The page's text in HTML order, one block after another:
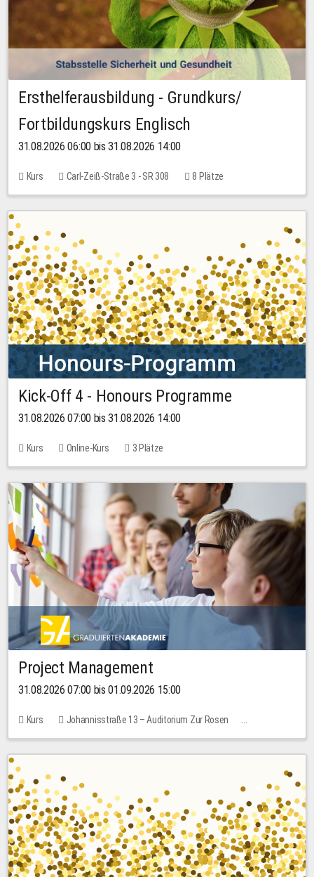
Ersthelferausbildung - Grundkurs/
Fortbildungskurs Englisch
31.08.2026 06:00 bis 31.08.2026 14:00
Kurs Carl-Zeiß-Straße 3 - SR 308 8 Plätze
Kick-Off 4 - Honours Programme
31.08.2026 07:00 bis 31.08.2026 14:00
Kurs Online-Kurs 3 Plätze
Project Management
31.08.2026 07:00 bis 01.09.2026 15:00
Kurs
Johannisstraße 13 – Auditorium Zur Rosen
Keine freien Plätze
30,00 EUR